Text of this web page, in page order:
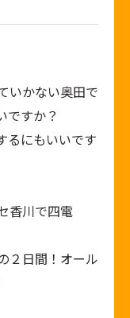
いかない奥田で
ですか？
るにもいいです
香川で四電
２日間！オール